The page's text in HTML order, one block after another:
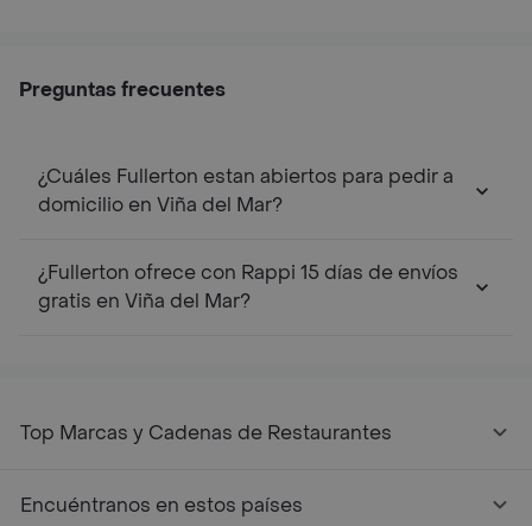
Preguntas frecuentes
¿Cuáles Fullerton estan abiertos para pedir a
domicilio en Viña del Mar?
¿Fullerton ofrece con Rappi 15 días de envíos
gratis en Viña del Mar?
Top Marcas y Cadenas de Restaurantes
Encuéntranos en estos países